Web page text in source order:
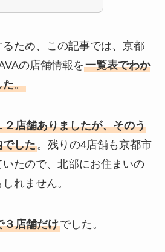
ため、この記事では、京都
の店舗情報を一覧表でわか
た。
２店舗ありましたが、そのう
でした。残りの4店舗も京都市
たので、北部にお住まいの
れません。
３店舗だけでした。